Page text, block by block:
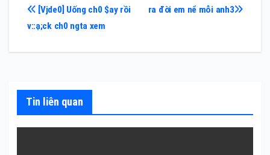
Điều
hướng
viết
ra đời em nể mỗi anh3
[Vjde0] Uống ch0 $ay rồi
v::ạ;ck ch0 ngta xem
Tin liên quan